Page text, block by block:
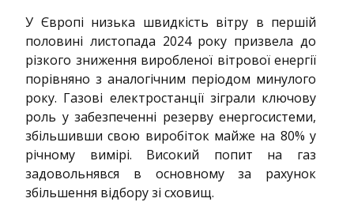
У Європі низька швидкість вітру в першій
половині листопада 2024 року призвела до
різкого зниження виробленої вітрової енергії
порівняно з аналогічним періодом минулого
року. Газові електростанції зіграли ключову
роль у забезпеченні резерву енергосистеми,
збільшивши свою виробіток майже на 80% у
річному вимірі. Високий попит на газ
задовольнявся в основному за рахунок
збільшення відбору зі сховищ.